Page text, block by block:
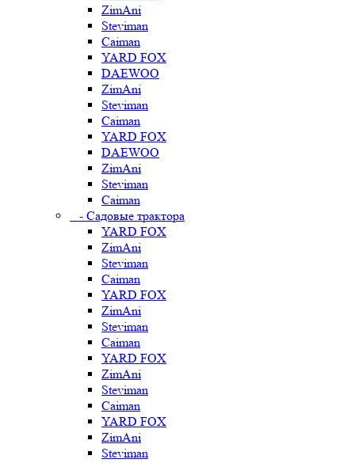
ZimAni
Steviman
Caiman
YARD FOX
DAEWOO
ZimAni
Steviman
Caiman
YARD FOX
DAEWOO
ZimAni
Steviman
Caiman
- Садовые трактора
YARD FOX
ZimAni
Steviman
Caiman
YARD FOX
ZimAni
Steviman
Caiman
YARD FOX
ZimAni
Steviman
Caiman
YARD FOX
ZimAni
Steviman